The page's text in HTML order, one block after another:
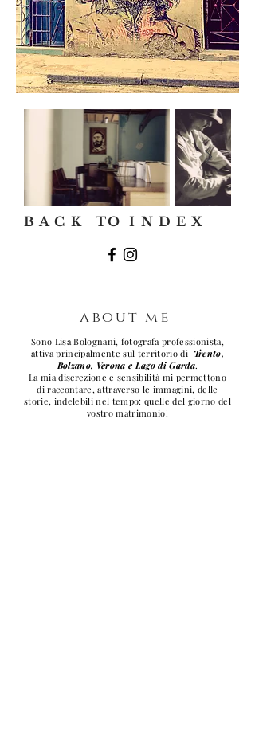
B A C K TO I N D E X
about me
Sono Lisa Bolognani, fotografa professionista,
attiva principalmente sul territorio di Trento,
Bolzano, Verona e Lago di Garda.
La mia discrezione e sensibilità mi permettono
di raccontare, attraverso le immagini, delle
storie, indelebili nel tempo: quelle del giorno del
vostro matrimonio!